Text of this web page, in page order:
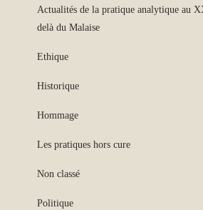
Actualités de la pratique analytique au
delà du Malaise
Ethique
Historique
Hommage
Les pratiques hors cure
Non classé
Politique